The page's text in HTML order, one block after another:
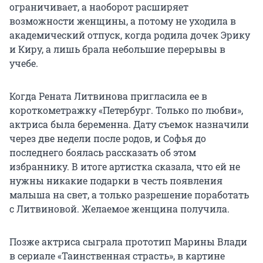
ограничивает, а наоборот расширяет
возможности женщины, а потому не уходила в
академический отпуск, когда родила дочек Эрику
и Киру, а лишь брала небольшие перерывы в
учебе.
Когда Рената Литвинова пригласила ее в
короткометражку «Петербург. Только по любви»,
актриса была беременна. Дату съемок назначили
через две недели после родов, и Софья до
последнего боялась рассказать об этом
избраннику. В итоге артистка сказала, что ей не
нужны никакие подарки в честь появления
малыша на свет, а только разрешение поработать
с Литвиновой. Желаемое женщина получила.
Позже актриса сыграла прототип Марины Влади
в сериале «Таинственная страсть», в картине